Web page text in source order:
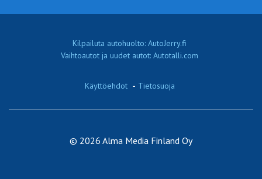
Kilpailuta autohuolto: AutoJerry.fi
Vaihtoautot ja uudet autot: Autotalli.com
Käyttöehdot - Tietosuoja
© 2026 Alma Media Finland Oy